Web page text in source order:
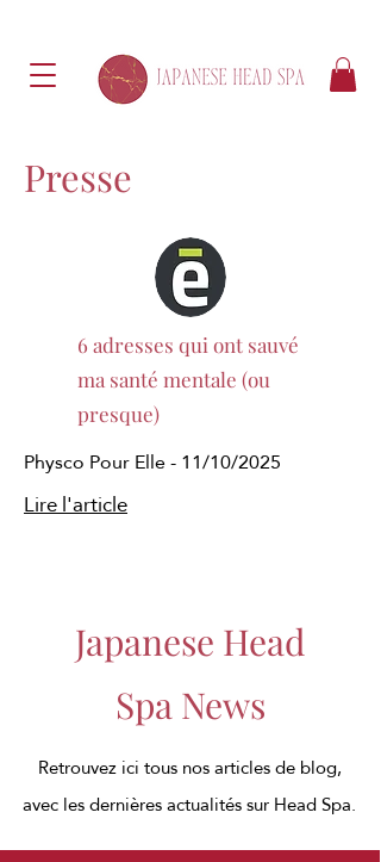
Presse
6 adresses qui ont sauvé
ma santé mentale (ou
presque)
Physco Pour Elle - 11/10/2025
Lire l'article
Japanese Head
Spa News
Retrouvez ici tous nos articles de blog,
avec les dernières actualités sur Head Spa.